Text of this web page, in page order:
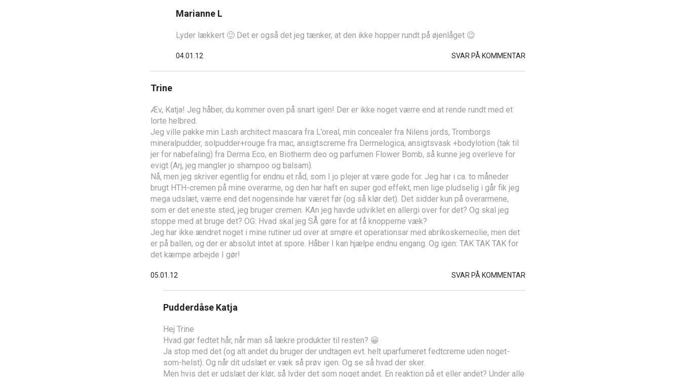
Marianne L
Lyder lækkert 🙂 Det er også det jeg tænker, at den ikke hopper rundt på øjenlåget 😉
04.01.12 SVAR PÅ KOMMENTAR
Trine
Æv, Katja! Jeg håber, du kommer oven på snart igen! Der er ikke noget værre end at rende rundt med et
lorte helbred.
Jeg ville pakke min Lash architect mascara fra L’oreal, min concealer fra Nilens jords, Tromborgs
mineralpudder, solpudder+rouge fra mac, ansigtscreme fra Dermelogica, ansigtsvask +bodylotion (tak til
jer for nabefaling) fra Derma Eco, en Biotherm deo og parfumen Flower Bomb, så kunne jeg overleve for
evigt (Arj, jeg mangler jo shampoo og balsam).
Nå, men jeg skriver egentlig for endnu et råd, som I jo plejer at være gode for. Jeg har i ca. to måneder
brugt HTH-cremen på mine overarme, og den har haft en super god effekt, men lige pludselig i går fik jeg
mega udslæt, værre end det nogensinde har været før (og så klør det). Det sidder kun på overarmene,
som er det eneste sted, jeg bruger cremen. KAn jeg havde udviklet en allergi over for det? Og skal jeg
stoppe med at bruge det? OG: Hvad skal jeg SÅ gøre for at få knopperne væk?
Jeg har ikke ændret noget i mine rutiner ud over at smøre et operationsar med abrikoskerneolie, men det
er på ballen, og der er absolut intet at spore. Håber I kan hjælpe endnu engang. Og igen: TAK TAK TAK for
det kæmpe arbejde I gør!
05.01.12 SVAR PÅ KOMMENTAR
Pudderdåse Katja
Hej Trine
Hvad gør fedtet hår, når man så lækre produkter til resten? 😀
Ja stop med det (og alt andet du bruger der undtagen evt. helt uparfumeret fedtcreme uden noget-
som-helst). Og når dit udslæt er væk så prøv igen. Og se så hvad der sker.
Men hvis det er udslæt der klør, så lyder det som noget andet. En reaktion på et eller andet? Under alle